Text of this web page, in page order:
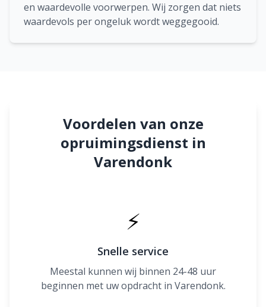
en waardevolle voorwerpen. Wij zorgen dat niets
waardevols per ongeluk wordt weggegooid.
Voordelen van onze
opruimingsdienst in
Varendonk
⚡
Snelle service
Meestal kunnen wij binnen 24-48 uur
beginnen met uw opdracht in Varendonk.